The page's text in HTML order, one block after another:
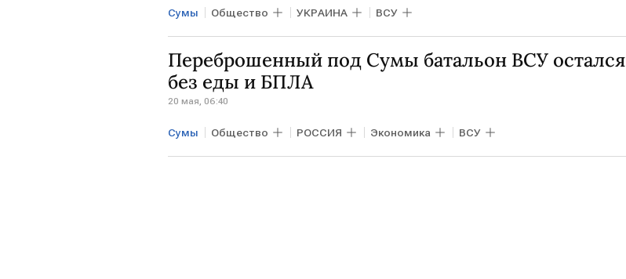
Сумы Общество УКРАИНА ВСУ
Переброшенный под Сумы батальон ВСУ остался
без еды и БПЛА
20 мая, 06:40
Сумы Общество РОССИЯ Экономика ВСУ